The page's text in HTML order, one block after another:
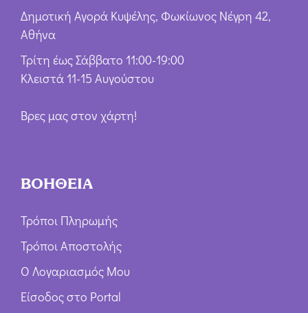
Δημοτική Αγορά Κυψέλης, Φωκίωνος Νέγρη 42,
Αθήνα
Τρίτη έως Σάββατο 11:00-19:00
Κλειστά 11-15 Αυγούστου
Βρες μας στον χάρτη!
ΒΟΗΘΕΙΑ
Τρόποι Πληρωμής
Τρόποι Αποστολής
Ο Λογαριασμός Μου
Είσοδος στο Portal